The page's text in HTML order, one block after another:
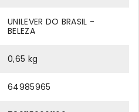
UNILEVER DO BRASIL -
BELEZA
0,65 kg
64985965